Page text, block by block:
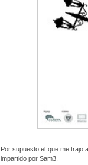
Por supuesto el que me trajo
impartido por Sam3.